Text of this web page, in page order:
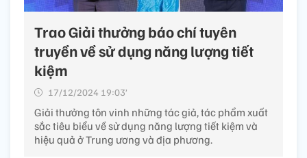
Trao Giải thưởng báo chí tuyên
truyền về sử dụng năng lượng tiết
kiệm
17/12/2024 19:03’
Giải thưởng tôn vinh những tác giả, tác phẩm xuất
sắc tiêu biểu về sử dụng năng lượng tiết kiệm và
hiệu quả ở Trung ương và địa phương.